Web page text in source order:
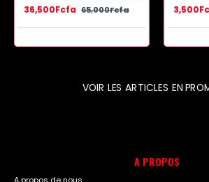
36,500Fcfa 65,000Fcfa
VOIR LES ARTICLES EN
A PROPOS